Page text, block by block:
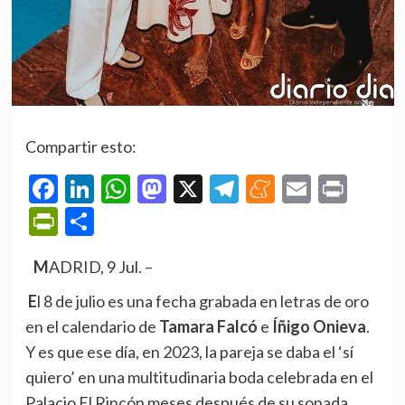
Compartir esto:
Facebook
LinkedIn
WhatsApp
Mastodon
X Telegram
Meneame
Email
PrintFriendly
Compartir
MADRID, 9 Jul. –
El 8 de julio es una fecha grabada en letras de oro
en el calendario de Tamara Falcó e Íñigo Onieva.
Y es que ese día, en 2023, la pareja se daba el ‘sí
quiero’ en una multitudinaria boda celebrada en el